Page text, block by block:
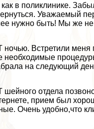
в поликлинике.
Уважаемый
нужно быть! Мы же не
Встретили меня
необходимые
на следующий
отдела
прием был
Очень удобно,что